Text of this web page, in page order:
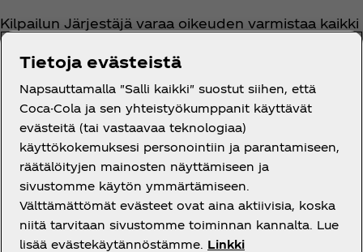
Kilpailun Järjestäjä varaa oikeuden varmistaa kaikki
osallistumiset ja Voittajat, kieltäytyä antamasta
palkintoa, peruuttaa jo julistetun palkinnon ja/tai
kieltää tulevat osallistumiset kilpailuun sekä sulkea
kilpailun ulkopuolelle osallistujan, jota riittäviksi
katsottavin syin epäillään näiden sääntöjen
rikkomisesta, tai tähän kilpailuun osallistumiseen
liittyvien pakollisten kilpailuvaatimusten
rikkomisesta, tai jos osallistuja on muutoin saanut
oikeudetonta etua kilpailuun osallistumiseen, tai jos
osallistuja on voittanut käyttäen epäreiluja
menetelmiä.
Tietoja evästeistä
Napsauttamalla "Salli kaikki" suostut siihen, että
Coca-Cola ja sen yhteistyökumppanit käyttävät
evästeitä (tai vastaavaa teknologiaa)
käyttökokemuksesi personointiin ja parantamiseen,
räätälöityjen mainosten näyttämiseen ja
sivustomme käytön ymmärtämiseen.
Välttämättömät evästeet ovat aina aktiivisia, koska
niitä tarvitaan sivustomme toiminnan kannalta. Lue
lisää evästekäytännöstämme. Linkki